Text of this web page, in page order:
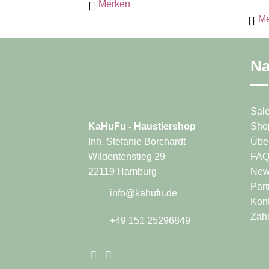
Merken
KaHuFu - Haustiershop
Inh. Stefanie Borchardt
Wildentenstieg 29
22119 Hamburg
info@kahufu.de
+49 151 25296849
Sale
FAQ